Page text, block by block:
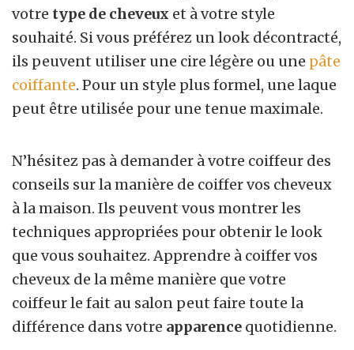
votre type de cheveux et à votre style
souhaité. Si vous préférez un look décontracté,
ils peuvent utiliser une cire légère ou une pâte
coiffante. Pour un style plus formel, une laque
peut être utilisée pour une tenue maximale.
N’hésitez pas à demander à votre coiffeur des
conseils sur la manière de coiffer vos cheveux
à la maison. Ils peuvent vous montrer les
techniques appropriées pour obtenir le look
que vous souhaitez. Apprendre à coiffer vos
cheveux de la même manière que votre
coiffeur le fait au salon peut faire toute la
différence dans votre apparence quotidienne.